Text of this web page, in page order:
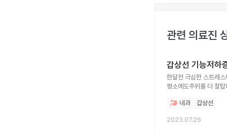
관련 의료진
갑상선 기능저하
한달전 극심한 스트레스때문에 구토를하고 이마에 열감과 오한이 생기고 그후
평소에도추위를 더 찰탑니다 눈썹이 그냥 뽑히고 안구건조증까지 생겼습니다 열은 올랐다가 안내렸다가 반복하고
내과 갑상선
2023.07.26